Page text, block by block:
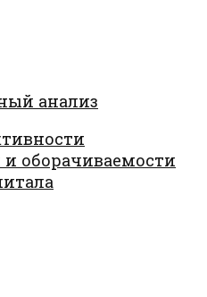
анализ
оборачиваемости